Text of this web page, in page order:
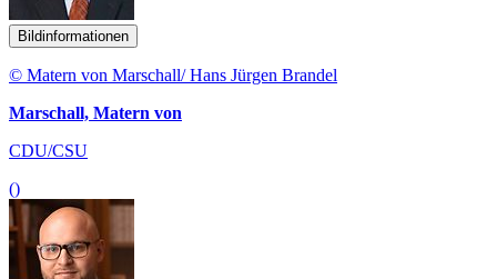
Bildinformationen
© Matern von Marschall/ Hans Jürgen Brandel
Marschall, Matern von
CDU/CSU
()